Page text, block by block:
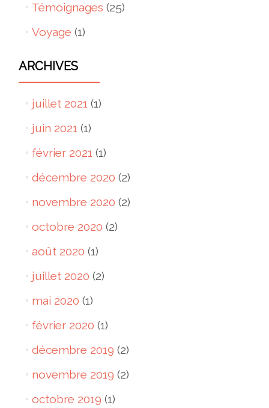
Témoignages (25)
Voyage (1)
ARCHIVES
juillet 2021 (1)
juin 2021 (1)
février 2021 (1)
décembre 2020 (2)
novembre 2020 (2)
octobre 2020 (2)
août 2020 (1)
juillet 2020 (2)
mai 2020 (1)
février 2020 (1)
décembre 2019 (2)
novembre 2019 (2)
octobre 2019 (1)